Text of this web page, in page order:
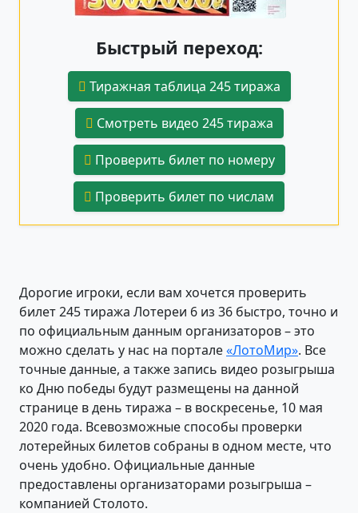
Быстрый переход:
Тиражная таблица 245 тиража
Смотреть видео 245 тиража
Проверить билет по номеру
Проверить билет по числам
Дорогие игроки, если вам хочется проверить
билет 245 тиража Лотереи 6 из 36 быстро, точно и
по официальным данным организаторов – это
можно сделать у нас на портале«ЛотоМир». Все
точные данные, а также запись видео розыгрыша
ко Дню победы будут размещены на данной
странице в день тиража – в воскресенье, 10 мая
2020 года. Всевозможные способы проверки
лотерейных билетов собраны в одном месте, что
очень удобно. Официальные данные
предоставлены организаторами розыгрыша –
компанией Столото.